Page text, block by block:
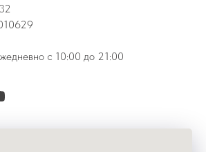
с 10:00 до 21:00